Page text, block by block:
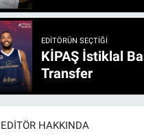
EDITÖRÜN SEÇTIĞI
KİPAŞ İstiklal
Transfer
EDITÖR HAKKINDA